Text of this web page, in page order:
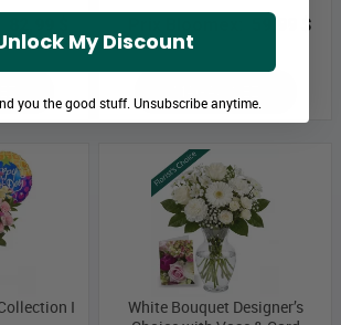
59,99 $
I
White Bouquet Designer’s
My Discount
you the good stuff. Unsubscribe anytime.